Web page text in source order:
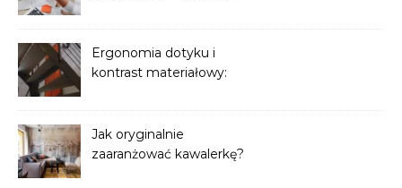
Ergonomia dotyku i
kontrast materiałowy:
wnętrz premium
Jak oryginalnie
zaaranżować kawalerkę?